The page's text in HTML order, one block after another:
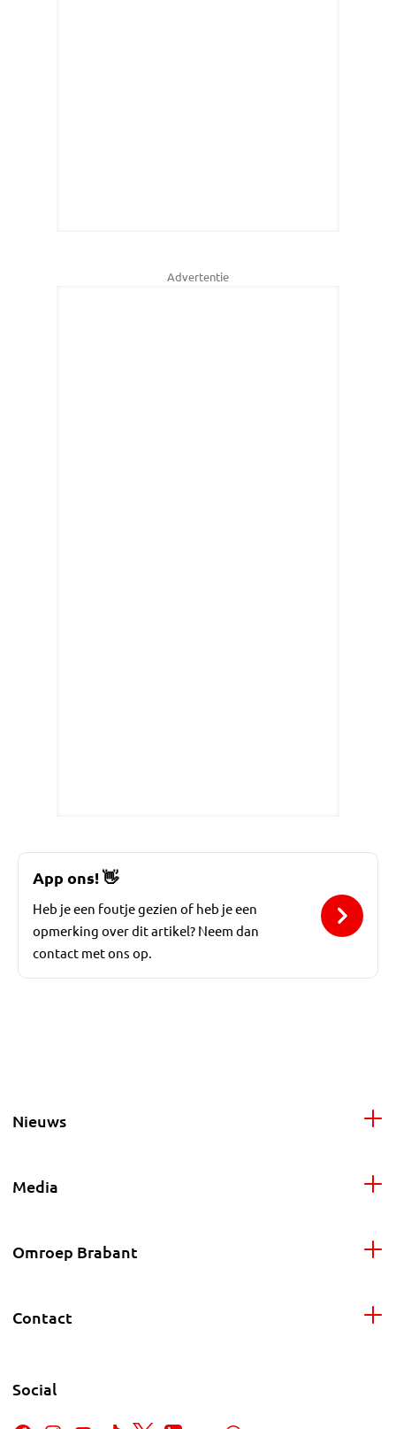
Advertentie
App ons!👋
Heb je een foutje gezien of heb je een
opmerking over dit artikel? Neem dan
contact met ons op.
Nieuws
Media
Omroep Brabant
Contact
Social